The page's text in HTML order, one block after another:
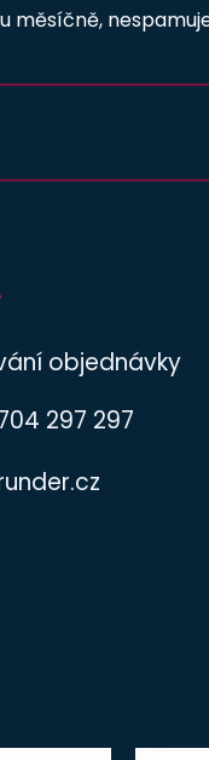
měsíčně,
objednávky
297 297